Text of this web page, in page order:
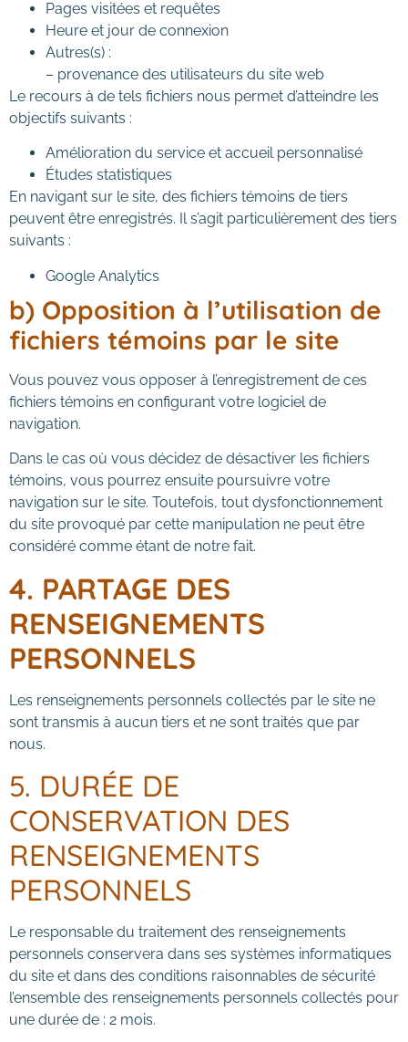
Pages visitées et requêtes
Heure et jour de connexion
Autres(s) :
– provenance des utilisateurs du site web
Le recours à de tels fichiers nous permet d’atteindre les
objectifs suivants :
Amélioration du service et accueil personnalisé
Études statistiques
En navigant sur le site, des fichiers témoins de tiers
peuvent être enregistrés. Il s’agit particulièrement des tiers
suivants :
Google Analytics
b) Opposition à l’utilisation de
fichiers témoins par le site
Vous pouvez vous opposer à l’enregistrement de ces
fichiers témoins en configurant votre logiciel de
navigation.
Dans le cas où vous décidez de désactiver les fichiers
témoins, vous pourrez ensuite poursuivre votre
navigation sur le site. Toutefois, tout dysfonctionnement
du site provoqué par cette manipulation ne peut être
considéré comme étant de notre fait.
4. PARTAGE DES
RENSEIGNEMENTS
PERSONNELS
Les renseignements personnels collectés par le site ne
sont transmis à aucun tiers et ne sont traités que par
nous.
5. DURÉE DE
CONSERVATION DES
RENSEIGNEMENTS
PERSONNELS
Le responsable du traitement des renseignements
personnels conservera dans ses systèmes informatiques
du site et dans des conditions raisonnables de sécurité
l’ensemble des renseignements personnels collectés pour
une durée de : 2 mois.